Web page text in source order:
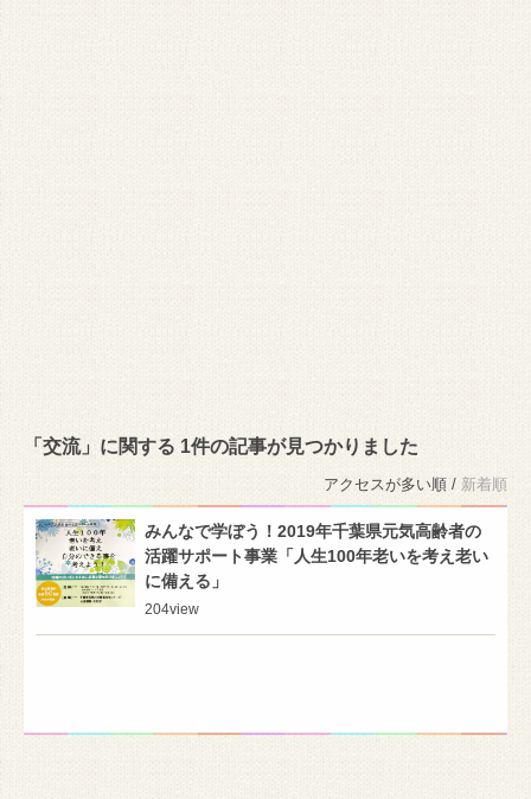
「交流」に関する 1件の記事が見つかりました
アクセスが多い順 / 新着順
みんなで学ぼう！2019年千葉県元気高齢者の
活躍サポート事業「人生100年老いを考え老い
に備える」
204view